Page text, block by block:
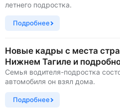
летнего подростка.
Подробнее
Новые кадры с места
Нижнем Тагиле и
Семья водителя-подростка
автомобиля он взял дома.
Подробнее